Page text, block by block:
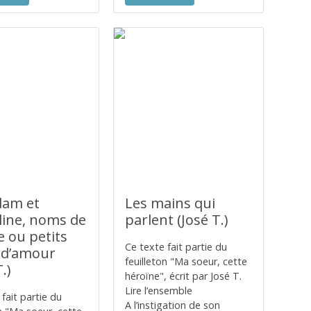
et
noms de
ou petits
partie du
Les mains qui
parlent (José T.)
Ce texte fait partie du
feuilleton "Ma soeur, cette
héroïne", écrit par José T.
Lire l’ensemble
A l’instigation de son